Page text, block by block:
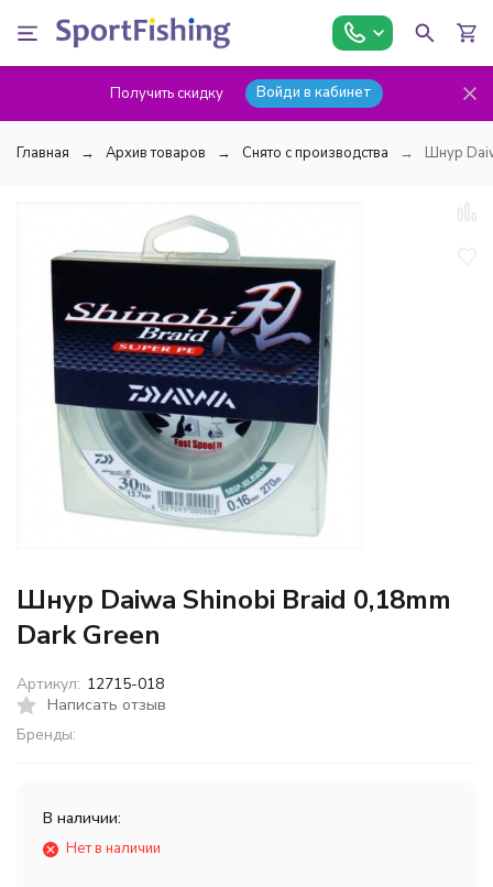
Получить скидку Войди в кабинет
Главная Архив товаров Снято с производства Шнур
Шнур Daiwa Shinobi Braid 0,18mm
Dark Green
Написать отзыв
Бренды:
Артикул: 12715-018
В наличии:
Нет в наличии